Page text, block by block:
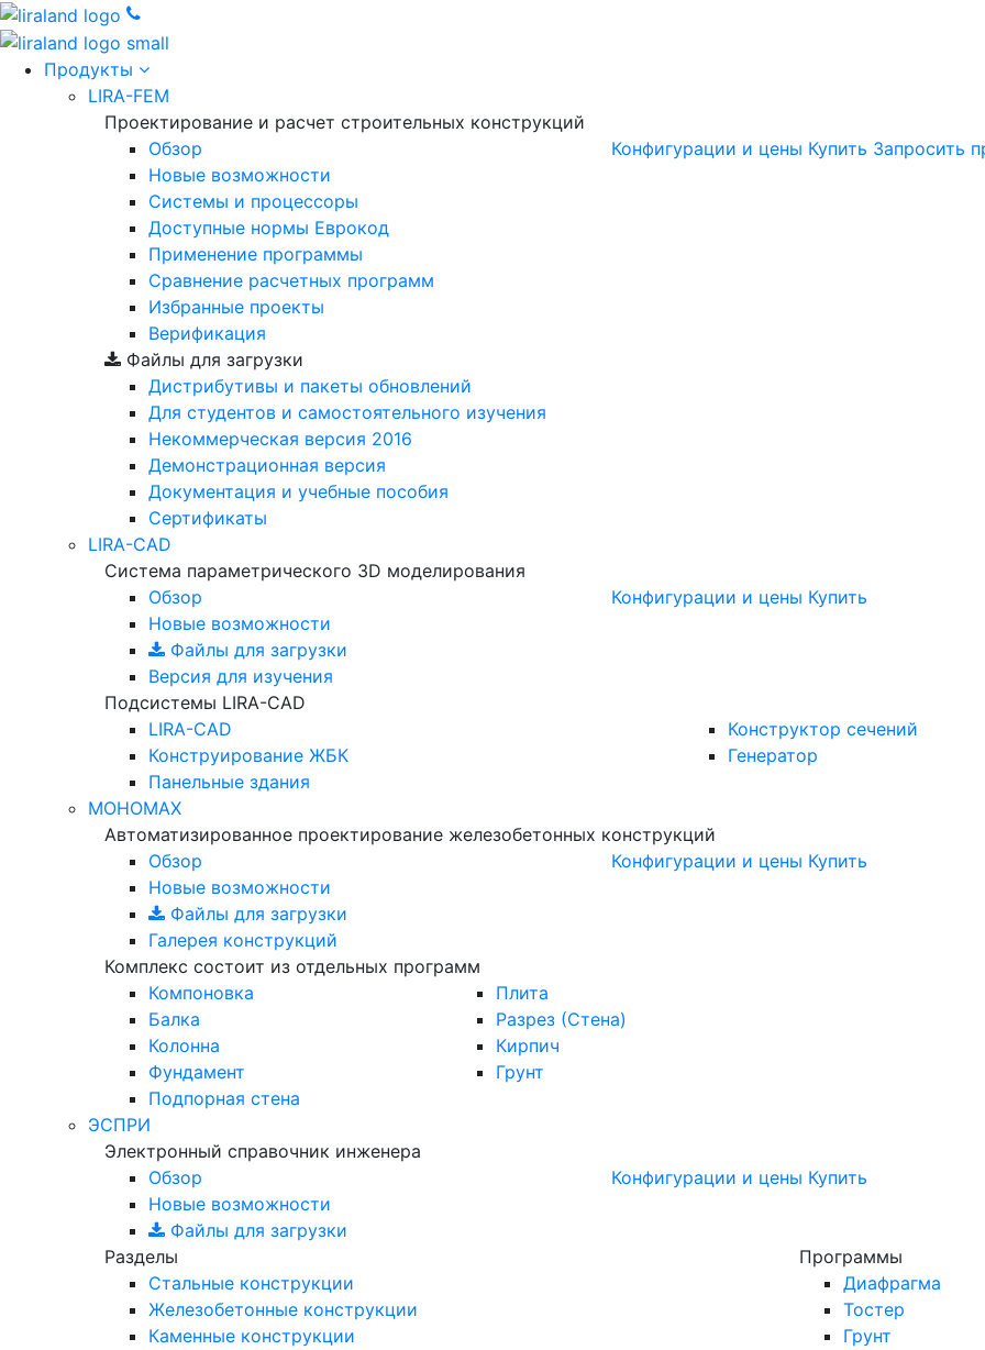
Продукты
LIRA-FEM
Проектирование и расчет строительных конструкций
Обзор
Новые возможности
Cистемы и процессоры
Доступные нормы Еврокод
Применение программы
Сравнение расчетных программ
Избранные проекты
Верификация
Конфигурации и цены Купить Запросить
Файлы для загрузки
Дистрибутивы и пакеты обновлений
Для студентов и самостоятельного изучения
Некоммерческая версия 2016
Демонстрационная версия
Документация и учебные пособия
Сертификаты
LIRA-CAD
Система параметрического 3D моделирования
Обзор
Новые возможности
Файлы для загрузки
Версия для изучения
Конфигурации и цены Купить
Подсистемы LIRA-CAD
LIRA-CAD
Конструирование ЖБК
Панельные здания
Конструктор сечений
Генератор
МОНОМАХ
Автоматизированное проектирование железобетонных конструкций
Обзор
Новые возможности
Файлы для загрузки
Галерея конструкций
Конфигурации и цены Купить
Комплекс состоит из отдельных программ
Компоновка
Балка
Колонна
Фундамент
Подпорная стена
Плита
Разрез (Стена)
Кирпич
Грунт
ЭСПРИ
Электронный справочник инженера
Обзор
Новые возможности
Файлы для загрузки
Конфигурации и цены Купить
Разделы
Программы
Стальные конструкции
Железобетонные конструкции
Каменные конструкции
Диафрагма
Тостер
Грунт